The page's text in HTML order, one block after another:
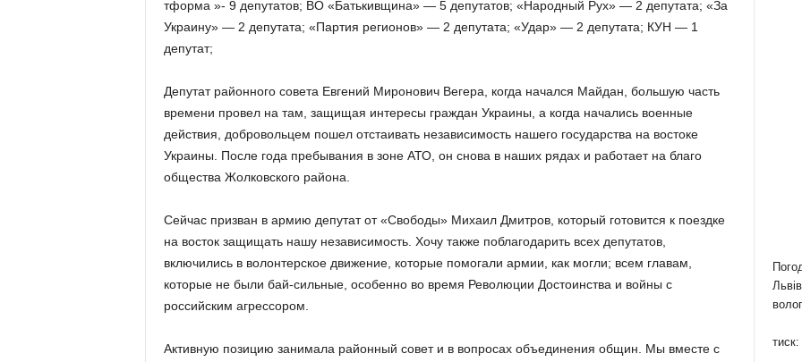
тформа »- 9 депутатов; ВО «Батькивщина» — 5 депутатов; «Народный Рух» — 2 депутата; «За
Украину» — 2 депутата; «Партия регионов» — 2 депутата; «Удар» — 2 депутата; КУН — 1
депутат;
Депутат районного совета Евгений Миронович Вегера, когда начался Майдан, большую часть
времени провел на там, защищая интересы граждан Украины, а когда начались военные
действия, добровольцем пошел отстаивать независимость нашего государства на востоке
Украины. После года пребывания в зоне АТО, он снова в наших рядах и работает на благо
общества Жолковского района.
Сейчас призван в армию депутат от «Свободы» Михаил Дмитров, который готовится к поездке
на восток защищать нашу независимость. Хочу также поблагодарить всех депутатов,
включились в волонтерское движение, которые помогали армии, как могли; всем главам,
которые не были бай-сильные, особенно во время Революции Достоинства и войны с
российским агрессором.
Активную позицию занимала районный совет и в вопросах объединения общин. Мы вместе с
Львів
тиск: